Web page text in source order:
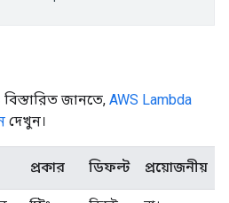
জানতে, AWS Lambda
দেখুন।
প্রকার ডিফল্ট প্রয়োজনীয়